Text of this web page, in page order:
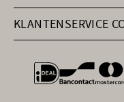
KLANTENSERVICE